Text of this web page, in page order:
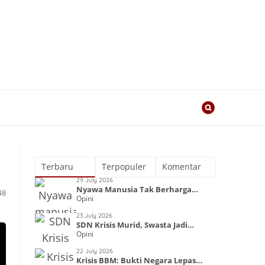
Terbaru Terpopuler Komentar
29 July 2026
Nyawa Manusia Tak Berharga
dalam Kapitalisme
Opini
23 July 2026
SDN Krisis Murid, Swasta Jadi
Primadona
Opini
22 July 2026
Krisis BBM: Bukti Negara Lepas